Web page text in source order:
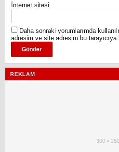
İnternet sitesi
Daha sonraki yorumlarımda
adresim ve site adresim bu tarayıcıya
REKLAM
300 × 250